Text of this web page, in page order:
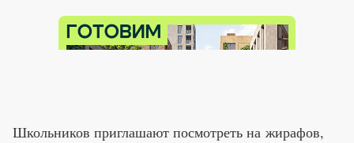
Школьников приглашают посмотреть на жирафов,